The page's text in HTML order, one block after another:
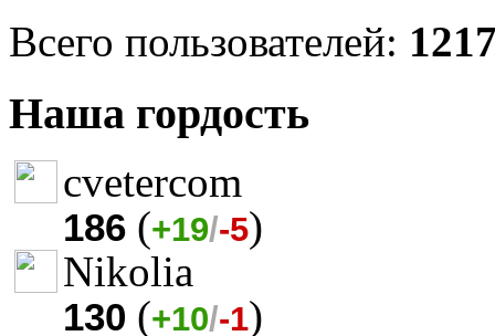
Всего пользователей:
Наша гордость
cvetercom
186 (+19/-5)
Nikolia
130 (+10/-1)